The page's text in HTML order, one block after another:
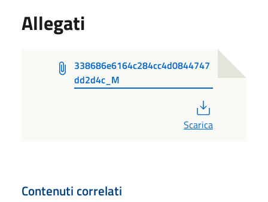
Allegati
338686e6164c284cc4d0844747
dd2d4c_M
Scarica
Contenuti correlati